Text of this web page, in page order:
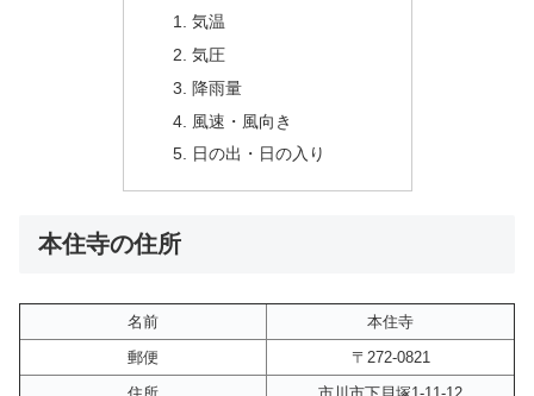
気温
気圧
降雨量
風速・風向き
日の出・日の入り
本住寺の住所
名前
本住寺
郵便
〒272-0821